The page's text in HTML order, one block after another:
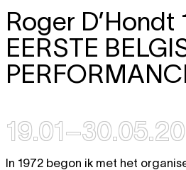
Roger D’Hondt
EERSTE
In 1972 begon ik met het